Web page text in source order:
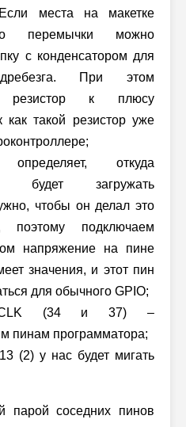
места на макетке
перемычки можно
с конденсатором для
При этом
резистор к плюсу
как такой резистор уже
откуда
будет загружать
чтобы он делал это
поэтому подключаем
напряжение на пине
значения, и этот пин
для обычного GPIO;
(34 и 37) –
пинам программатора;
(2) у нас будет мигать
парой соседних пинов